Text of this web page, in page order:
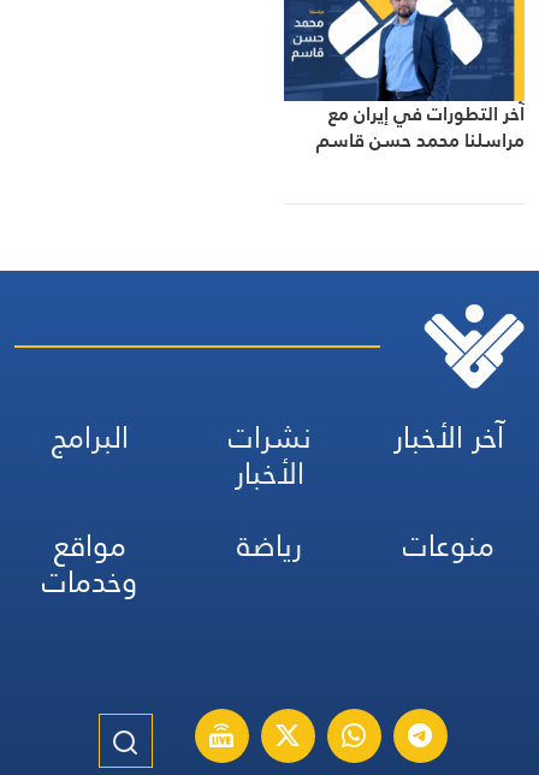
آخر التطورات في إيران مع
مراسلنا محمد حسن قاسم
آخر الأخبار نشرات
الأخبار
البرامج
منوعات
رياضة مواقع
وخدمات